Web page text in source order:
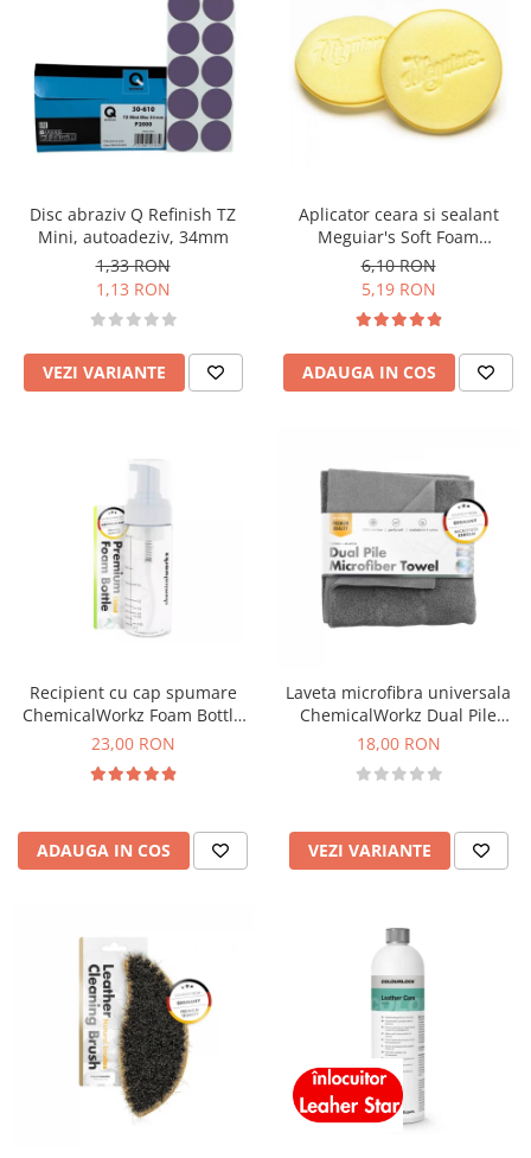
Disc abraziv Q Refinish TZ
Mini, autoadeziv, 34mm
1,33 RON
1,13 RON
VEZI VARIANTE
Aplicator ceara si sealant
Meguiar's Soft Foam
Applicator Pad 101mm
6,10 RON
5,19 RON
ADAUGA IN COS
Recipient cu cap spumare
ChemicalWorkz Foam Bottle
150ml
23,00 RON
ADAUGA IN COS
Laveta microfibra universala
ChemicalWorkz Dual Pile
Towel 350GSM, 40×40cm
18,00 RON
VEZI VARIANTE